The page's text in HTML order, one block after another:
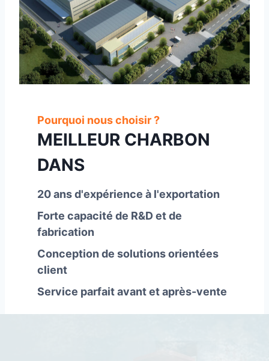
Pourquoi nous choisir ?
MEILLEUR CHARBON
DANS
20 ans d'expérience à l'exportation
Forte capacité de R&D et de
fabrication
Conception de solutions orientées
client
Service parfait avant et après-vente